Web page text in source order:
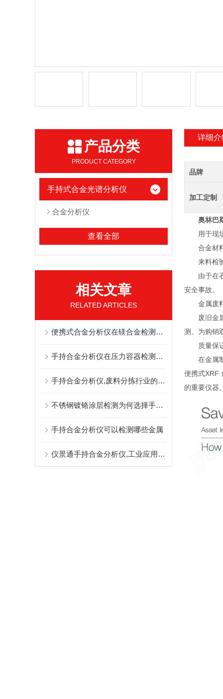
产品分类
PRODUCT CATEGORY
手持式合金光谱分析仪
合金分析仪
查看全部
相关文章
RELATED ARTICLES
便携式合金分析仪在镁合金检测中的优势
手持合金分析仪在压力容器检测方面的应用
手持合金分析仪,废料分拣行业的元素检测利器
不锈钢镀铬涂层检测为何选择手持合金分析仪
手持合金分析仪可以检测哪些金属
仪景通手持合金分析仪,工业应用中的得力质控与优化助手
详细介
品牌
加工定制
奥林巴
用于现场
合金材料
来料检验;
由于在石
安全事故。
金属废
废旧金属
测。为购销
质量保证
在金属制
便携式XRF
的重要仪器